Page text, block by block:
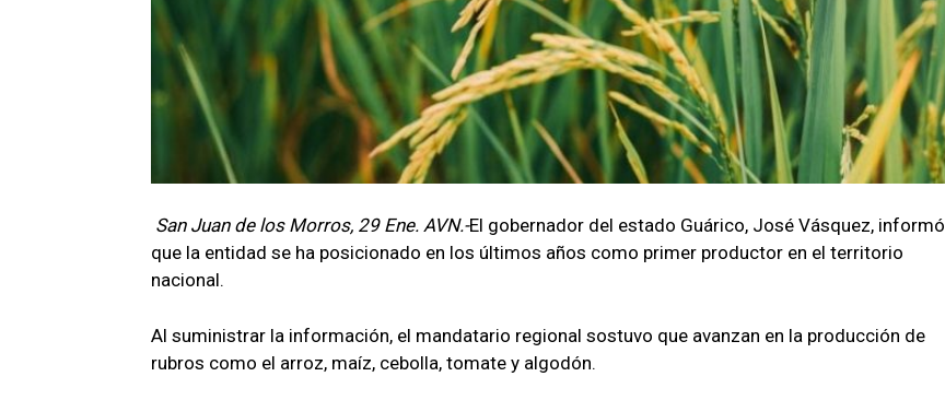
San Juan de los Morros, 29 Ene. AVN.-El gobernador del estado Guárico, José Vásquez, informó
que la entidad se ha posicionado en los últimos años como primer productor en el territorio
nacional.
Al suministrar la información, el mandatario regional sostuvo que avanzan en la producción de
rubros como el arroz, maíz, cebolla, tomate y algodón.